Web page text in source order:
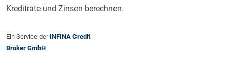
Kreditrate und Zinsen berechnen.
Ein Service der INFINA Credit
Broker GmbH